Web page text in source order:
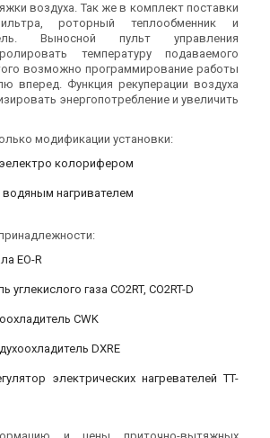
Topvex
Снят с производства
Оставить отзыв
Приточно-вытяжная
установка Systemair Topvex
Цена по запросу
Приточно-вытяжная
воздуха. Так же в комплект поставки
роторный теплообменник и
Выносной пульт управления
температуру подаваемого
возможно программирование работы
вперед. Функция рекуперации воздуха
энергопотребление и увеличить
модификации установки:
эелектро колорифером
водяным нагривателем
EO-R
углекислого газа CO2RT, CO2RT-D
CWK
DXRE
электрических нагревателей TT-